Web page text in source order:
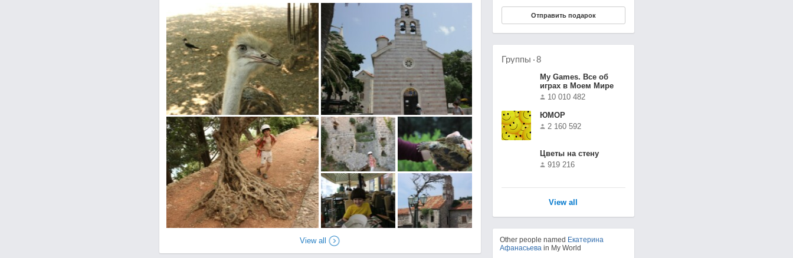
View all
Отправить подарок
Группы 8
Мy Games. Все об
играх в Моем Мире
10 010 482
ЮМОР
2 160 592
Цветы на стену
919 216
View all
Other people named Екатерина
Афанасьеваin My World